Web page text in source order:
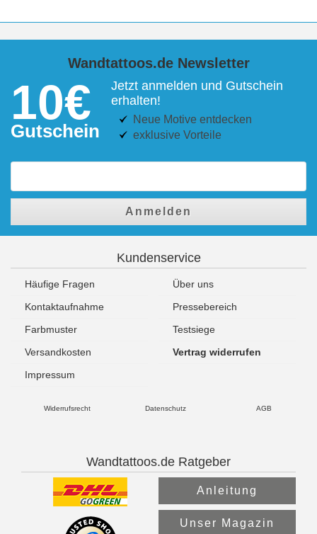
Wandtattoos.de Newsletter
10€
Gutschein
Jetzt anmelden und Gutschein
erhalten!
Neue Motive entdecken
exklusive Vorteile
Anmelden
Kundenservice
Häufige Fragen
Über uns
Kontaktaufnahme
Pressebereich
Farbmuster
Testsiege
Versandkosten
Vertrag widerrufen
Impressum
Widerrufsrecht Datenschutz AGB
Wandtattoos.de Ratgeber
Anleitung
Unser Magazin